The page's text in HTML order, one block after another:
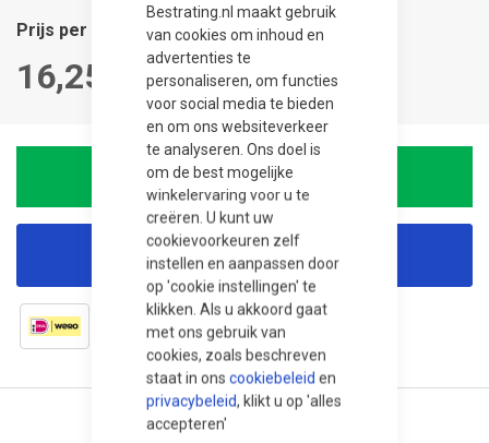
Bestrating.nl maakt gebruik
van cookies om inhoud en
advertenties te
personaliseren, om functies
voor social media te bieden
en om ons websiteverkeer
te analyseren. Ons doel is
om de best mogelijke
winkelervaring voor u te
creëren. U kunt uw
cookievoorkeuren zelf
instellen en aanpassen door
op 'cookie instellingen' te
klikken. Als u akkoord gaat
met ons gebruik van
cookies, zoals beschreven
staat in ons cookiebeleid en
privacybeleid, klikt u op 'alles
accepteren'
Prijs per stuk
16,25
In winkelwagen
Korting aanvragen